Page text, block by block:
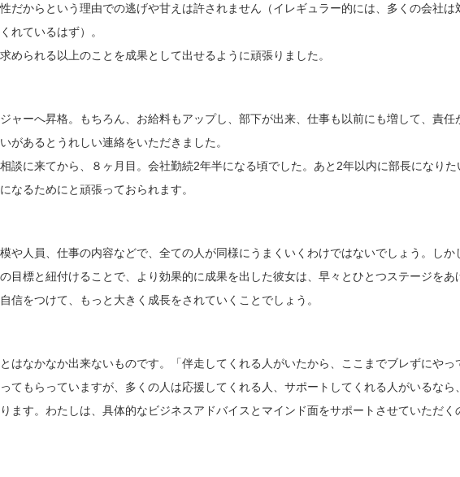
だからという理由での逃げや甘えは許されません（イレギュラー的には、多くの会社は
れているはず）。
められる以上のことを成果として出せるように頑張りました。
ャーへ昇格。もちろん、お給料もアップし、部下が出来、仕事も以前にも増して、責任
があるとうれしい連絡をいただきました。
談に来てから、８ヶ月目。会社勤続2年半になる頃でした。あと2年以内に部長になりた
なるためにと頑張っておられます。
や人員、仕事の内容などで、全ての人が同様にうまくいくわけではないでしょう。しか
目標と紐付けることで、より効果的に成果を出した彼女は、早々とひとつステージをあ
信をつけて、もっと大きく成長をされていくことでしょう。
はなかなか出来ないものです。「伴走してくれる人がいたから、ここまでブレずにやっ
てもらっていますが、多くの人は応援してくれる人、サポートしてくれる人がいるなら
ます。わたしは、具体的なビジネスアドバイスとマインド面をサポートさせていただく